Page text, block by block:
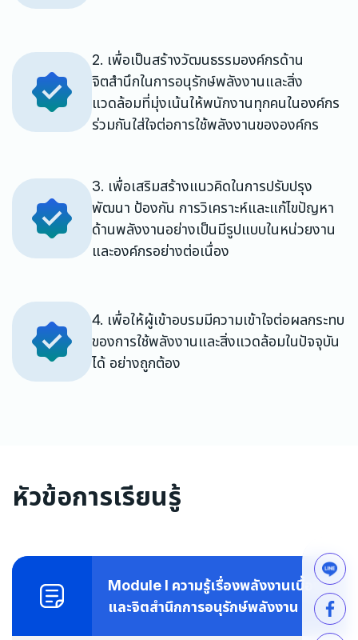
2. เพื่อเป็นสร้างวัฒนธรรมองค์กรด้าน
จิตสำนึกในการอนุรักษ์พลังงานและสิ่ง
แวดล้อมที่มุ่งเน้นให้พนักงานทุกคนในองค์กร
ร่วมกันใส่ใจต่อการใช้พลังงานขององค์กร
3. เพื่อเสริมสร้างแนวคิดในการปรับปรุง
พัฒนา ป้องกัน การวิเคราะห์และแก้ไขปัญหา
ด้านพลังงานอย่างเป็นมีรูปแบบในหน่วยงาน
และองค์กรอย่างต่อเนื่อง
4. เพื่อให้ผู้เข้าอบรมมีความเข้าใจต่อผลกระทบ
ของการใช้พลังงานและสิ่งแวดล้อมในปัจจุบัน
ได้ อย่างถูกต้อง
หัวข้อการเรียนรู้
Module I ความรู้เรื่องพลังงานเบื้องต้น
และจิตสำนึกการอนุรักษ์พลังงาน